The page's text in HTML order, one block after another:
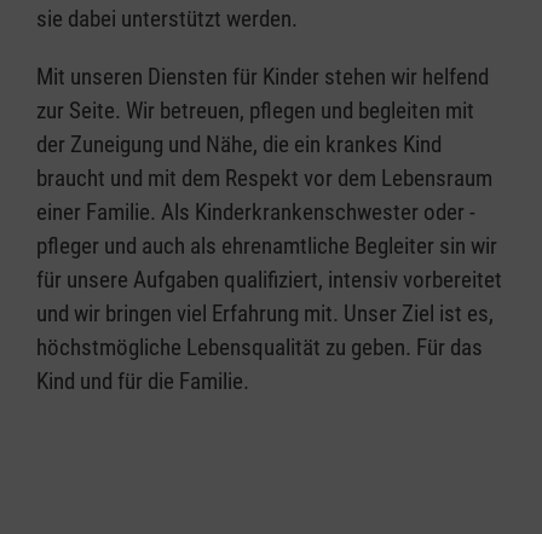
sie dabei unterstützt werden.
Mit unseren Diensten für Kinder stehen wir helfend
zur Seite. Wir betreuen, pflegen und begleiten mit
der Zuneigung und Nähe, die ein krankes Kind
braucht und mit dem Respekt vor dem Lebensraum
einer Familie. Als Kinderkrankenschwester oder -
pfleger und auch als ehrenamtliche Begleiter sin wir
für unsere Aufgaben qualifiziert, intensiv vorbereitet
und wir bringen viel Erfahrung mit. Unser Ziel ist es,
höchstmögliche Lebensqualität zu geben. Für das
Kind und für die Familie.